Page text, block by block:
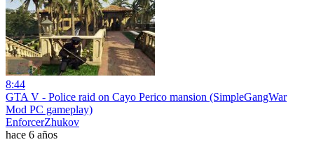
8:44
GTA V - Police raid on Cayo Perico mansion (SimpleGangWar
Mod PC gameplay)
EnforcerZhukov
hace 6 años